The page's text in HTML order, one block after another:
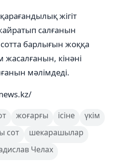
жігіт
салғанын
барлығын жоққа
кінәні
мәлімдеді.
жоғарғы ісіне
үкім
сот
шекарашылар
Челах